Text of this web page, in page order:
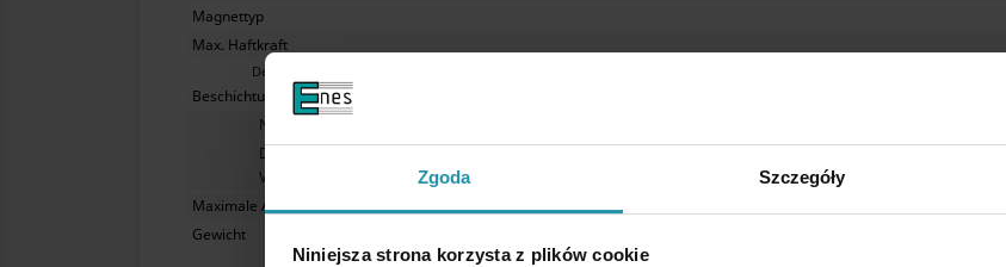
Zgoda Szczegóły
Niniejsza strona korzysta z plików cookie
Magnettyp
Max. Haftkraft
Der Spalt zwischen dem Magneten und der Eisenplatte verringert die Kraft, die zum Ablösen des Magneten von der Platte
Beschichtung
Nicht im Wasser verwenden.
Die gesinterten NdFeB-Magnete, insbesondere die Magnete von dünner Form zerbrechen leicht. Ein
Verformungskräften sollen deswegen gemieden werden.
Maximale Arbeitstemperatur
Gewicht